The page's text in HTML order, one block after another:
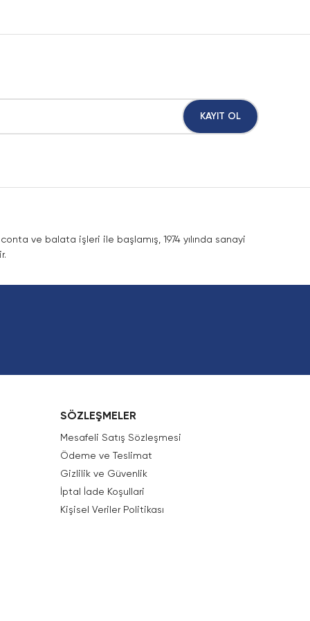
KAYIT OL
ve balata işleri ile başlamış, 1974 yılında sanayi
SÖZLEŞMELER
Mesafeli Satış Sözleşmesi
Ödeme ve Teslimat
Gizlilik ve Güvenlik
İptal İade Koşullari
Kişisel Veriler Politikası